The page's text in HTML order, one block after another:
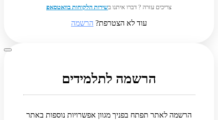
צריכים עזרה ? דברו איתנו בשירות הלקוחות בוואטסאפ
עוד לא הצטרפת? הרשמה
הרשמה לתלמידים
הרשמה לאתר תפתח בפניך מגוון אפשרויות נוספות באתר